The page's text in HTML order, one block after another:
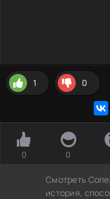
1 0
0 0
Смотреть
история,